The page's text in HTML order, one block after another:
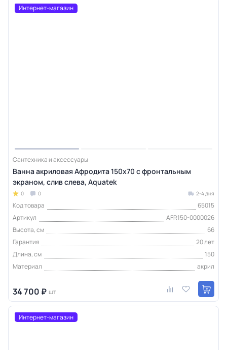
Интернет-магазин
Сантехника и аксессуары
Ванна акриловая Афродита 150x70 с фронтальным
экраном, слив слева, Aquatek
0 0 2-4 дня
Код товара
65015
Артикул
AFR150-0000026
Высота, см
66
Гарантия
20 лет
Длина, см
150
Материал
акрил
34 700 ₽ шт
Интернет-магазин